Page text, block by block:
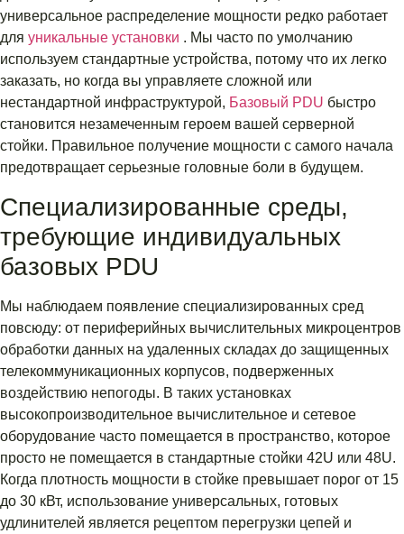
универсальное распределение мощности редко работает
для уникальные установки . Мы часто по умолчанию
используем стандартные устройства, потому что их легко
заказать, но когда вы управляете сложной или
нестандартной инфраструктурой, Базовый PDU быстро
становится незамеченным героем вашей серверной
стойки. Правильное получение мощности с самого начала
предотвращает серьезные головные боли в будущем.
Специализированные среды,
требующие индивидуальных
базовых PDU
Мы наблюдаем появление специализированных сред
повсюду: от периферийных вычислительных микроцентров
обработки данных на удаленных складах до защищенных
телекоммуникационных корпусов, подверженных
воздействию непогоды. В таких установках
высокопроизводительное вычислительное и сетевое
оборудование часто помещается в пространство, которое
просто не помещается в стандартные стойки 42U или 48U.
Когда плотность мощности в стойке превышает порог от 15
до 30 кВт, использование универсальных, готовых
удлинителей является рецептом перегрузки цепей и